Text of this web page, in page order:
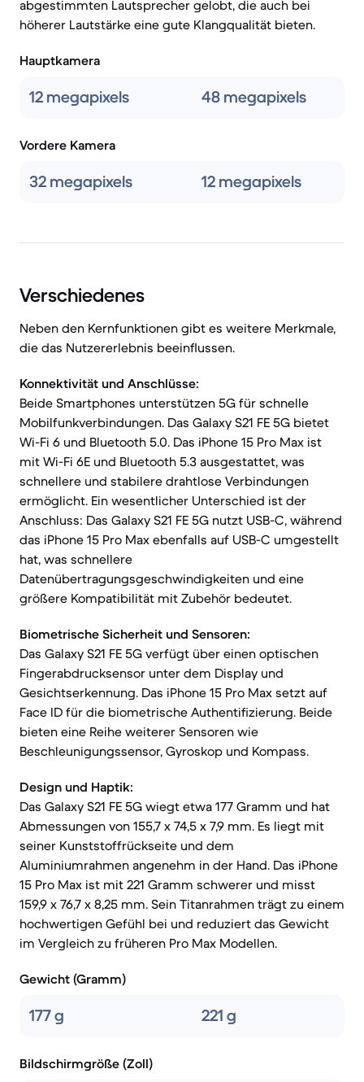
abgestimmten Lautsprecher gelobt, die auch bei
höherer Lautstärke eine gute Klangqualität bieten.
Hauptkamera
12 megapixels 48 megapixels
Vordere Kamera
32 megapixels 12 megapixels
Verschiedenes
Neben den Kernfunktionen gibt es weitere Merkmale,
die das Nutzererlebnis beeinflussen.
Konnektivität und Anschlüsse:
Beide Smartphones unterstützen 5G für schnelle
Mobilfunkverbindungen. Das Galaxy S21 FE 5G bietet
Wi-Fi 6 und Bluetooth 5.0. Das iPhone 15 Pro Max ist
mit Wi-Fi 6E und Bluetooth 5.3 ausgestattet, was
schnellere und stabilere drahtlose Verbindungen
ermöglicht. Ein wesentlicher Unterschied ist der
Anschluss: Das Galaxy S21 FE 5G nutzt USB-C, während
das iPhone 15 Pro Max ebenfalls auf USB-C umgestellt
hat, was schnellere
Datenübertragungsgeschwindigkeiten und eine
größere Kompatibilität mit Zubehör bedeutet.
Biometrische Sicherheit und Sensoren:
Das Galaxy S21 FE 5G verfügt über einen optischen
Fingerabdrucksensor unter dem Display und
Gesichtserkennung. Das iPhone 15 Pro Max setzt auf
Face ID für die biometrische Authentifizierung. Beide
bieten eine Reihe weiterer Sensoren wie
Beschleunigungssensor, Gyroskop und Kompass.
Design und Haptik:
Das Galaxy S21 FE 5G wiegt etwa 177 Gramm und hat
Abmessungen von 155,7 x 74,5 x 7,9 mm. Es liegt mit
seiner Kunststoffrückseite und dem
Aluminiumrahmen angenehm in der Hand. Das iPhone
15 Pro Max ist mit 221 Gramm schwerer und misst
159,9 x 76,7 x 8,25 mm. Sein Titanrahmen trägt zu einem
hochwertigen Gefühl bei und reduziert das Gewicht
im Vergleich zu früheren Pro Max Modellen.
Gewicht (Gramm)
177 g 221 g
Bildschirmgröße (Zoll)